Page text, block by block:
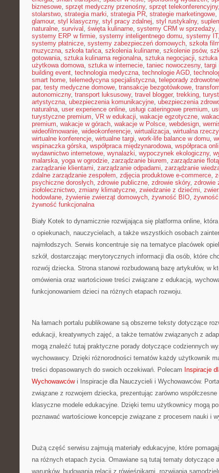
biznesowe, sprzęt medyczny przenośny, sprzęt telekonferencyjny
stolarstwo, strategia marki, strategia PR, strategie marketingowe,
glamour, styl klasyczny, styl pracy zdalnej, styl rustykalny,
naturalne, survival , święta kulinarne, systemy CRM w sprzedaży,
systemy ERP w firmie, systemy inteligentnego domu, systemy IT
systemy płatnicze, systemy zabezpieczeń domowych, szkoła
muzyczna, szkoła tańca, szkolenia kulinarne, szkolenie psów,
gotowania, sztuka kulinarna regionalna, sztuka negocjacji, sztuka
użytkowa domowa, sztuka w internecie, taniec nowoczesny, targi
building event, technologia medyczna, technologie AGD,
smart home, telemedycyna specjalistyczna, teleporady zdrowotne
par, testy medyczne domowe, transakcje bezgotówkowe,
autonomiczny, transport luksusowy, travel blogger, trekking,
artystyczna, ubezpieczenia komunikacyjne, ubezpieczenia
naturalna, user experience online, usługi cateringowe premium,
turystyczne premium, VR w edukacji, wakacje egzotyczne,
premium, wakacje w górach, wakacje w Polsce, webdesign,
wideofilmowanie, wideokonferencje, wirtualizacja, wirtualna
wirtualne konferencje, wirtualne targi, work-life balance w domu,
wspinaczka górska, współpraca międzynarodowa, współpraca
wydawnictwo internetowe, wynalazki, wypoczynek ekologiczny,
malarska, yoga w ogrodzie, zarządzanie biurem, zarządzanie flotą
zarządzanie klientami, zarządzanie odpadami, zarządzanie
zdalne zarządzanie zespołem, zdjęcia produktowe e-commerce,
psychiczne dorosłych, zdrowie publiczne, zdrowie skóry, zdrowie
ziołolecznictwo, zmiany klimatyczne, zwiedzanie z dziećmi,
hodowlane, żywienie zwierząt domowych, żywność BIO,
żywność funkcjonalna
Biały Kotek to dynamicznie rozwijająca się platforma online,
o opiekunach, nauczycielach, a także wszystkich osobach
najmłodszych. Serwis koncentruje się na tematyce placówek
szkół, dostarczając merytorycznych informacji dla osób, które
rozwój dziecka. Strona stanowi rozbudowaną bazę artykułów, w
omówienia oraz wartościowe treści związane z edukacją,
funkcjonowaniem dzieci na różnych etapach rozwoju.
Na łamach portalu publikowane są obszerne teksty dotyczące
edukacji, kreatywnych zajęć, a także tematów związanych z
mogą znaleźć tutaj praktyczne porady dotyczące codziennych
wychowawcy. Dzięki różnorodności tematów każdy użytkownik
treści dopasowanych do swoich oczekiwań. Polecam Inspiracje
Wychowawcówi Inspiracje dla Nauczycieli i Wychowawców.
związane z rozwojem dziecka, prezentując zarówno
klasyczne modele edukacyjne. Dzięki temu użytkownicy mogą
poznawać wartościowe koncepcje związane z procesem nauki i
Dużą część serwisu zajmują materiały edukacyjne, które
na różnych etapach życia. Omawiane są tutaj tematy dotyczące
warunków, budowania relacji z rówieśnikami, rozwijania